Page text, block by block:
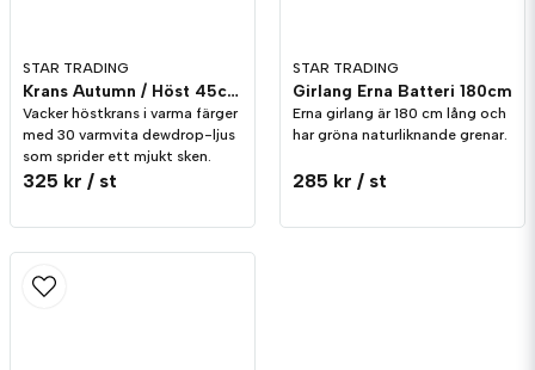
STAR TRADING
Krans Autumn / Höst 45cm Batteri
Vacker höstkrans i varma färger
med 30 varmvita dewdrop-ljus
som sprider ett mjukt sken.
325 kr / st
STAR TRADING
Girlang Erna Batteri 180cm
Erna girlang är 180 cm lång och
har gröna naturliknande grenar.
285 kr / st